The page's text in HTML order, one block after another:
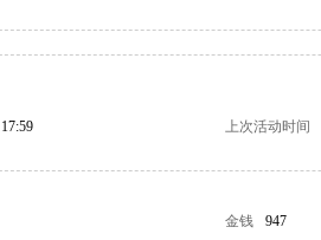
上次活动时间
金钱 947